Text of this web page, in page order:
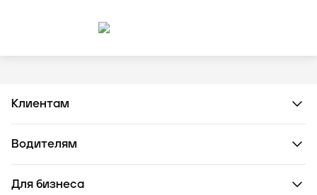
Клиентам
Водителям
Для бизнеса